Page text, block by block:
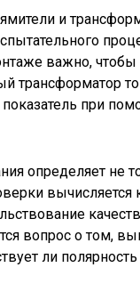
и
важно, чтобы
трансформатор
показатель при
определяет не
вопрос о том,
ли